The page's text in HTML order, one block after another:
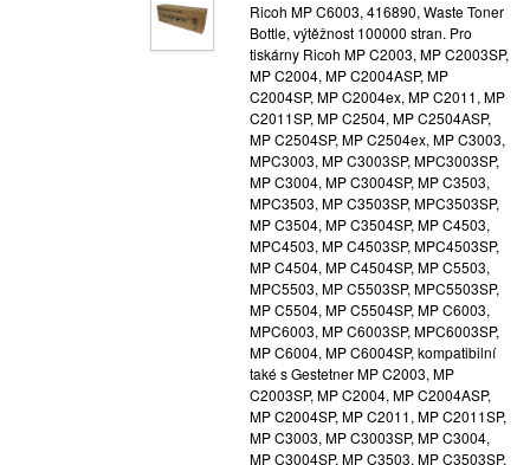
Ricoh MP C6003, 416890, Waste Toner
Bottle, výtěžnost 100000 stran. Pro
tiskárny Ricoh MP C2003, MP C2003SP,
MP C2004, MP C2004ASP, MP
C2004SP, MP C2004ex, MP C2011, MP
C2011SP, MP C2504, MP C2504ASP,
MP C2504SP, MP C2504ex, MP C3003,
MPC3003, MP C3003SP, MPC3003SP,
MP C3004, MP C3004SP, MP C3503,
MPC3503, MP C3503SP, MPC3503SP,
MP C3504, MP C3504SP, MP C4503,
MPC4503, MP C4503SP, MPC4503SP,
MP C4504, MP C4504SP, MP C5503,
MPC5503, MP C5503SP, MPC5503SP,
MP C5504, MP C5504SP, MP C6003,
MPC6003, MP C6003SP, MPC6003SP,
MP C6004, MP C6004SP, kompatibilní
také s Gestetner MP C2003, MP
C2003SP, MP C2004, MP C2004ASP,
MP C2004SP, MP C2011, MP C2011SP,
MP C3003, MP C3003SP, MP C3004,
MP C3004SP, MP C3503, MP C3503SP,